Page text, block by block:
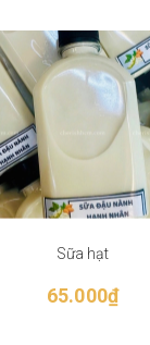
Sữa hạt
65.000₫